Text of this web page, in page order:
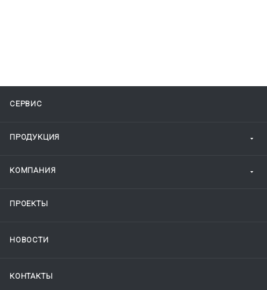
СЕРВИС
ПРОДУКЦИЯ
КОМПАНИЯ
ПРОЕКТЫ
НОВОСТИ
КОНТАКТЫ